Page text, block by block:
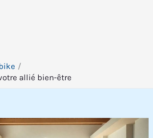
allié bien-être